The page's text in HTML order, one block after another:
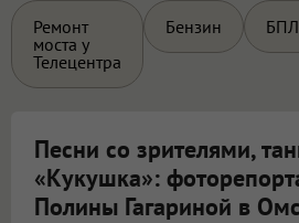
Ремонт
моста у
Телецентра
Бензин
Песни со зрителями,
«Кукушка»:
Полины Гагариной в